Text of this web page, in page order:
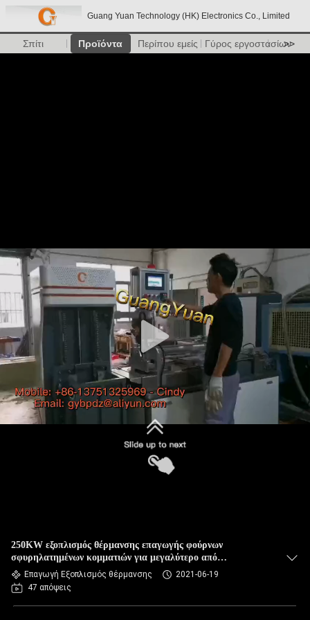
Guang Yuan Technology (HK) Electronics Co., Limited
Σπίτι Προϊόντα Περίπου εμείς Γύρος εργοστασίων
>>
250KW εξοπλισμός θέρμανσης επαγωγής φούρνων
σφυρηλατημένων κομματιών για μεγαλύτερο από
θερμαίνοντας φραγμών χάλυβα 80mm
Επαγωγή Εξοπλισμός θέρμανσης
2021-06-19
47 απόψεις